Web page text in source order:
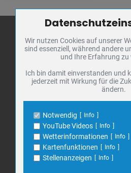
Stadt
Markt 1
Telefon:
E-Mail:info@bad-
Search
Zum Betrieb der Seite
Name
PHP Session
Anbieter
Eigentümer dieser
Schutz
Cookie Name
PHPSESSID,
Name
Anbieter
Eigentümer dieser
Zweck
Speichert die
bezüglich der
Cookie Name
dywc
Wir nutzen Cookies auf unserer
sind essenziell, während andere
und Ihre Erfahrung zu
Ich bin damit einverstanden und
jederzeit mit Wirkung für die
ändern.
Notwendig Info
YouTube Videos Info
Wetterinformationen Info
Kartenfunktionen Info
Stellenanzeigen Info